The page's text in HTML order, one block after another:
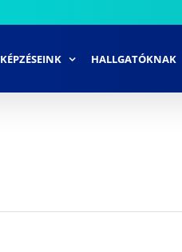
KÉPZÉSEINK HALLGATÓKNAK